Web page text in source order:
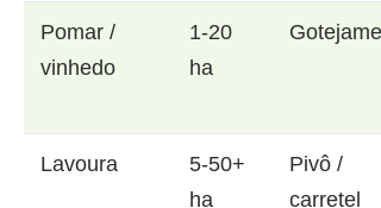
Pomar /
vinhedo
1-20
ha
Lavoura
5-50+
ha
Pivô /
carretel